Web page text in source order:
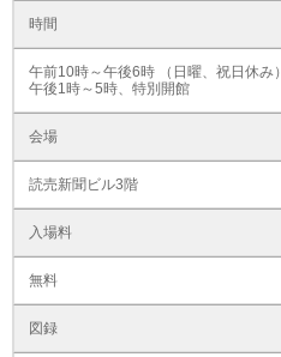
時間
午前10時～午後6時 （日曜、祝日休
午後1時～5時、特別開館
会場
読売新聞ビル3階
入場料
無料
図録